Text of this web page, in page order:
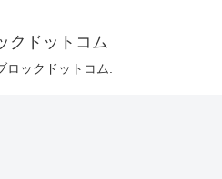
クドットコム
ックドットコム.